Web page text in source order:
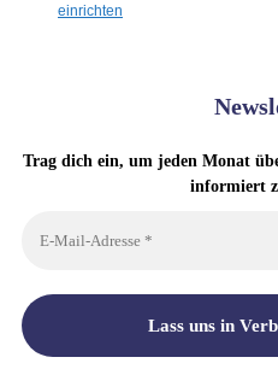
einrichten
Trag dich ein, um jeden Monat
informiert